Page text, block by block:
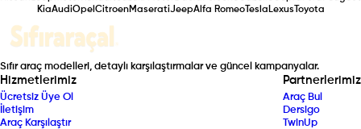
KiaAudiOpel CitroenMaseratiJeepAlfa RomeoTesla Lexus Toyota
Sıfır araç modelleri, detaylı karşılaştırmalar ve güncel kampanyalar.
Hizmetlerimiz
Ücretsiz Üye Ol
İletişim
Araç Karşılaştır
Partnerlerimiz
Araç Bul
Dersigo
TwinUp